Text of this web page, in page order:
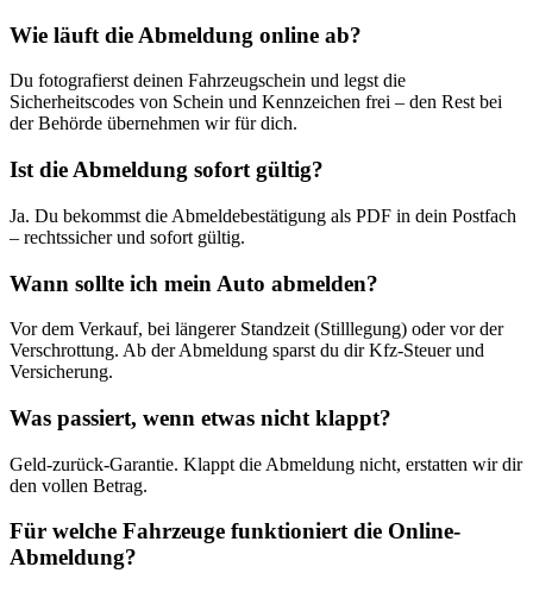
Wie läuft die Abmeldung online ab?
Du fotografierst deinen Fahrzeugschein und legst die
Sicherheitscodes von Schein und Kennzeichen frei – den Rest bei
der Behörde übernehmen wir für dich.
Ist die Abmeldung sofort gültig?
Ja. Du bekommst die Abmeldebestätigung als PDF in dein Postfach
– rechtssicher und sofort gültig.
Wann sollte ich mein Auto abmelden?
Vor dem Verkauf, bei längerer Standzeit (Stilllegung) oder vor der
Verschrottung. Ab der Abmeldung sparst du dir Kfz-Steuer und
Versicherung.
Was passiert, wenn etwas nicht klappt?
Geld-zurück-Garantie. Klappt die Abmeldung nicht, erstatten wir dir
den vollen Betrag.
Für welche Fahrzeuge funktioniert die Online-
Abmeldung?